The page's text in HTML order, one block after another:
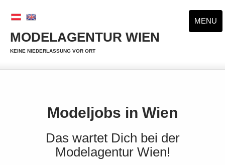
MENU
MODELAGENTUR WIEN
KEINE NIEDERLASSUNG VOR ORT
Modeljobs in Wien
Das wartet Dich bei der
Modelagentur Wien!